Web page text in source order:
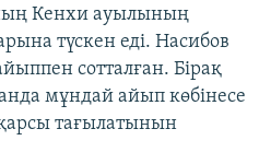
Кенхи ауылының
түскен еді. Насибов
сотталған. Бірақ
мұндай айып көбінесе
тағылатынын